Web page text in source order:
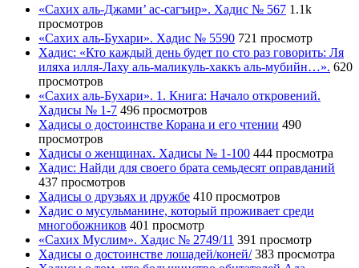
«Сахих аль-Джами’ ас-сагъир». Хадис № 567 1.1k
просмотров
«Сахих аль-Бухари». Хадис № 5590 721 просмотр
Хадис: «Кто каждый день будет по сто раз говорить: Ля
иляха илля-Лаху аль-маликуль-хаккъ аль-мубийн…». 620
просмотров
«Сахих аль-Бухари». 1. Книга: Начало откровений.
Хадисы № 1-7 496 просмотров
Хадисы о достоинстве Корана и его чтении 490
просмотров
Хадисы о женщинах. Хадисы № 1-100 444 просмотра
Хадис: Найди для своего брата семьдесят оправданий
437 просмотров
Хадисы о друзьях и дружбе 410 просмотров
Хадис о мусульманине, который проживает среди
многобожников 401 просмотр
«Сахих Муслим». Хадис № 2749/11 391 просмотр
Хадисы о достоинстве лошадей/коней/ 383 просмотра